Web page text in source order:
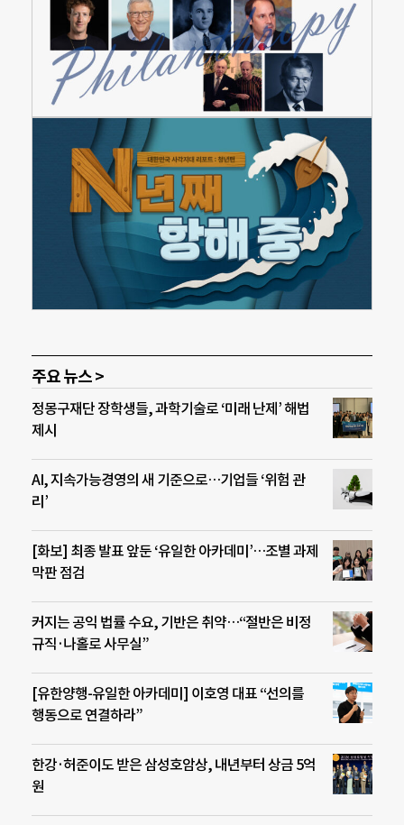
주요 뉴스 >
정몽구재단 장학생들, 과학기술로 ‘미래 난제’ 해법
제시
AI, 지속가능경영의 새 기준으로…기업들 ‘위험 관
리’
[화보] 최종 발표 앞둔 ‘유일한 아카데미’…조별 과제
막판 점검
커지는 공익 법률 수요, 기반은 취약…“절반은 비정
규직·나홀로 사무실”
[유한양행-유일한 아카데미] 이호영 대표 “선의를
행동으로 연결하라”
한강·허준이도 받은 삼성호암상, 내년부터 상금 5억
원